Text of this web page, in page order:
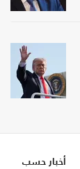
أخبار حسب